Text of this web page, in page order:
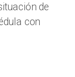
de
con